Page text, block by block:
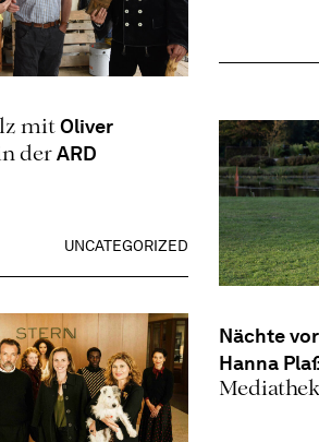
mit Oliver
der ARD
UNCATEGORIZED
Nächte
Hanna